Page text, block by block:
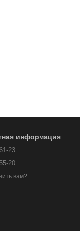
информация
23
20
вам?